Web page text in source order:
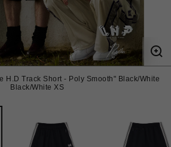
H.D Track Short - Poly Smooth" Black/White
Black/White XS